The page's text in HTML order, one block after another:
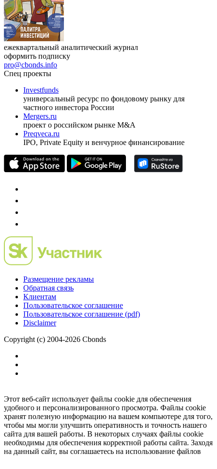
ежеквартальный аналитический журнал
оформить подписку
pro@cbonds.info
Спец проекты
Investfunds
универсальный ресурс по фондовому рынку для
частного инвестора России
Mergers.ru
проект о российском рынке M&A
Preqveca.ru
IPO, Private Equity и венчурное финансирование
Размещение рекламы
Обратная связь
Клиентам
Пользовательское соглашение
Пользовательское соглашение (pdf)
Disclaimer
Copyright (c) 2004-2026 Cbonds
Этот веб-сайт использует файлы cookie для обеспечения
удобного и персонализированного просмотра. Файлы cookie
хранят полезную информацию на вашем компьютере для того,
чтобы мы могли улучшить оперативность и точность нашего
сайта для вашей работы. В некоторых случаях файлы cookie
необходимы для обеспечения корректной работы сайта. Заходя
на данный сайт, вы соглашаетесь на использование файлов